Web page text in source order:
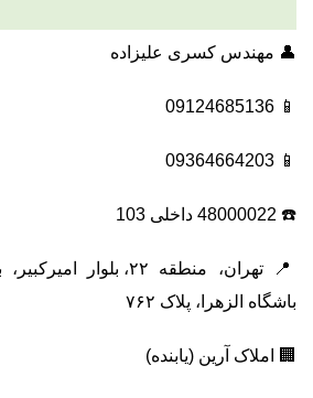
👤 مهندس کسری علیزاده
📱 09124685136
📱 09364664203
☎️ 48000022 داخلی 103
📍 تهران، منطقه ۲۲،
باشگاه الزهرا، پلاک ۷۶۲
🏢 املاک آرین (یابنده)